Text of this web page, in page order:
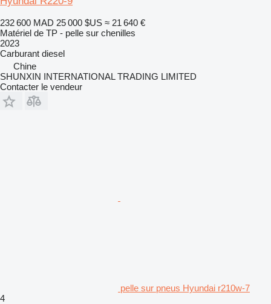
232 600 MAD 25 000 $US ≈ 21 640 €
Matériel de TP - pelle sur chenilles
2023
Carburant diesel
Chine
SHUNXIN INTERNATIONAL TRADING LIMITED
Contacter le vendeur
pelle sur pneus Hyundai r210w-7
4